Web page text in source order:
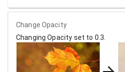
Change Opacity
Changing Opacity set to 0.3.